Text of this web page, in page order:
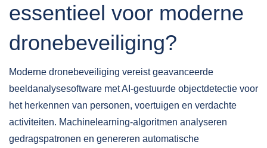
essentieel voor moderne
dronebeveiliging?
Moderne dronebeveiliging vereistgeavanceerde
beeldanalysesoftware met AI-gestuurde objectdetectie voor
het herkennen van personen, voertuigen en verdachte
activiteiten. Machinelearning-algoritmen analyseren
gedragspatronen en genereren automatische